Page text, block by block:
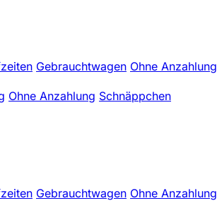
Gebrauchtwagen Ohne Anzahlung
Ohne Anzahlung Schnäppchen
Gebrauchtwagen Ohne Anzahlung